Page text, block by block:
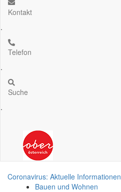
Kontakt
.
Telefon
.
Suche
.
Coronavirus: Aktuelle Informationen
Bauen und Wohnen